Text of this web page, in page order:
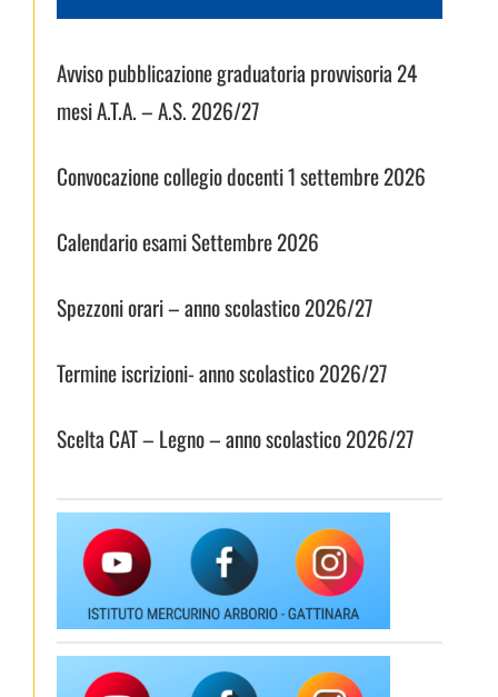
Avviso pubblicazione graduatoria provvisoria 24
mesi A.T.A. – A.S. 2026/27
Convocazione collegio docenti 1 settembre 2026
Calendario esami Settembre 2026
Spezzoni orari – anno scolastico 2026/27
Termine iscrizioni- anno scolastico 2026/27
Scelta CAT – Legno – anno scolastico 2026/27